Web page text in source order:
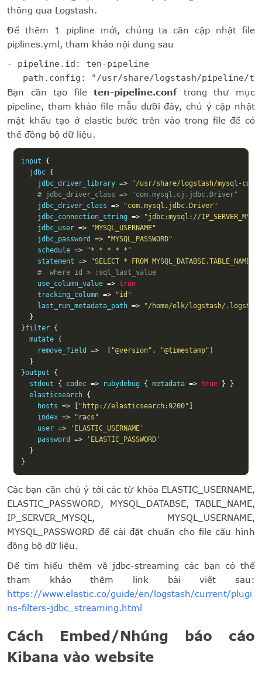
thông qua Logstash.
Để thêm 1 pipline mới, chúng ta cần cập nhật file
piplines.yml, tham khảo nội dung sau
- pipeline.id: ten-pipeline
path.config: "/usr/share/logstash/pipeline/
Bạn cần tạo fileten-pipeline.conftrong thư mục
pipeline, tham khảo file mẫu dưỡi đây, chú ý cập nhật
mật khẩu tạo ở elastic bước trên vào trong file để có
thể đồng bộ dữ liệu.
input
{
  jdbc
{
    jdbc_driver_library
=>
"/usr/share/logstash/mysql-
# jdbc_driver_class => "com.mysql.cj.jdbc.Driver"
    jdbc_driver_class
=>
"com.mysql.jdbc.Driver"
    jdbc_connection_string
=>
"jdbc:mysql://
    jdbc_user
=>
"MYSQL_USERNAME"
    jdbc_password
=>
"MYSQL_PASSWORD"
    schedule
=>
"* * * * *"
    statement
=>
"SELECT * FROM
#  where id > :sql_last_value
    use_column_value
=> true
    tracking_column
=>
"id"
    last_run_metadata_path
=>
"/home/elk/logstash/
}
}filter {
  mutate
{
    remove_field
=> [ "@version" , "@timestamp" ]
}
}output
{
  stdout
{ codec => rubydebug { metadata => true }
}
  elasticsearch
{
    hosts
=> [ "http://elasticsearch:9200" ]
    index
=>
"racs"
    user
=>
'ELASTIC_USERNAME'
    password
=>
'ELASTIC_PASSWORD'
}
}
Các bạn cần chú ý tới các từ khóa ELASTIC_USERNAME,
ELASTIC_PASSWORD, MYSQL_DATABSE, TABLE_NAME,
IP_SERVER_MYSQL, MYSQL_USERNAME,
MYSQL_PASSWORD để cài đặt chuẩn cho file cấu hình
đồng bộ dữ liệu.
Để tìm hiểu thêm về jdbc-streaming các bạn có thể
tham khảo thêm link bài viết sau:
https://www.elastic.co/guide/en/logstash/current/plugi
ns-filters-jdbc_streaming.html
Cách Embed/Nhúng báo cáo
Kibana vào website